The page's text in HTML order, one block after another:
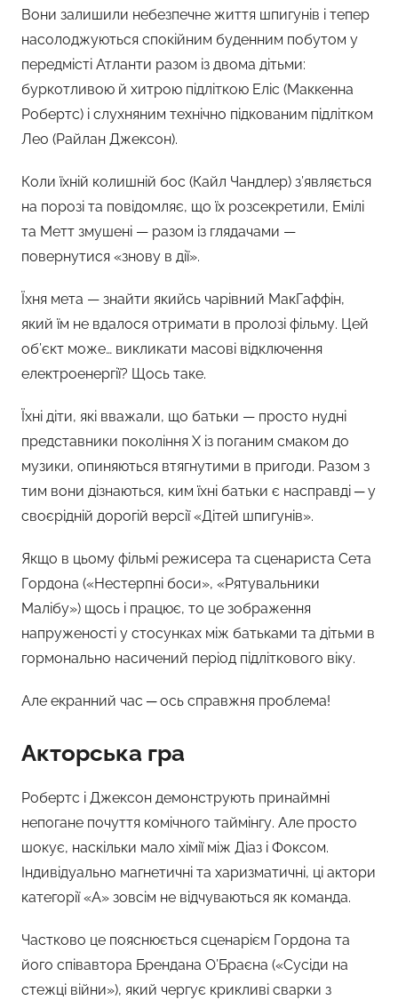
Вони залишили небезпечне життя шпигунів і тепер
насолоджуються спокійним буденним побутом у
передмісті Атланти разом із двома дітьми:
буркотливою й хитрою підліткою Еліс (Маккенна
Робертс) і слухняним технічно підкованим підлітком
Лео (Райлан Джексон).
Коли їхній колишній бос (Кайл Чандлер) з’являється
на порозі та повідомляє, що їх розсекретили, Емілі
та Метт змушені — разом із глядачами —
повернутися «знову в дії».
Їхня мета — знайти якийсь чарівний МакГаффін,
який їм не вдалося отримати в пролозі фільму. Цей
об’єкт може… викликати масові відключення
електроенергії? Щось таке.
Їхні діти, які вважали, що батьки — просто нудні
представники покоління X із поганим смаком до
музики, опиняються втягнутими в пригоди. Разом з
тим вони дізнаються, ким їхні батьки є насправді ─ у
своєрідній дорогій версії «Дітей шпигунів».
Якщо в цьому фільмі режисера та сценариста Сета
Гордона («Нестерпні боси», «Рятувальники
Малібу») щось і працює, то це зображення
напруженості у стосунках між батьками та дітьми в
гормонально насичений період підліткового віку.
Але екранний час ─ ось справжня проблема!
Акторська гра
Робертс і Джексон демонструють принаймні
непогане почуття комічного таймінгу. Але просто
шокує, наскільки мало хімії між Діаз і Фоксом.
Індивідуально магнетичні та харизматичні, ці актори
категорії «А» зовсім не відчуваються як команда.
Частково це пояснюється сценарієм Гордона та
його співавтора Брендана О’Браєна («Сусіди на
стежці війни»), який чергує крикливі сварки з